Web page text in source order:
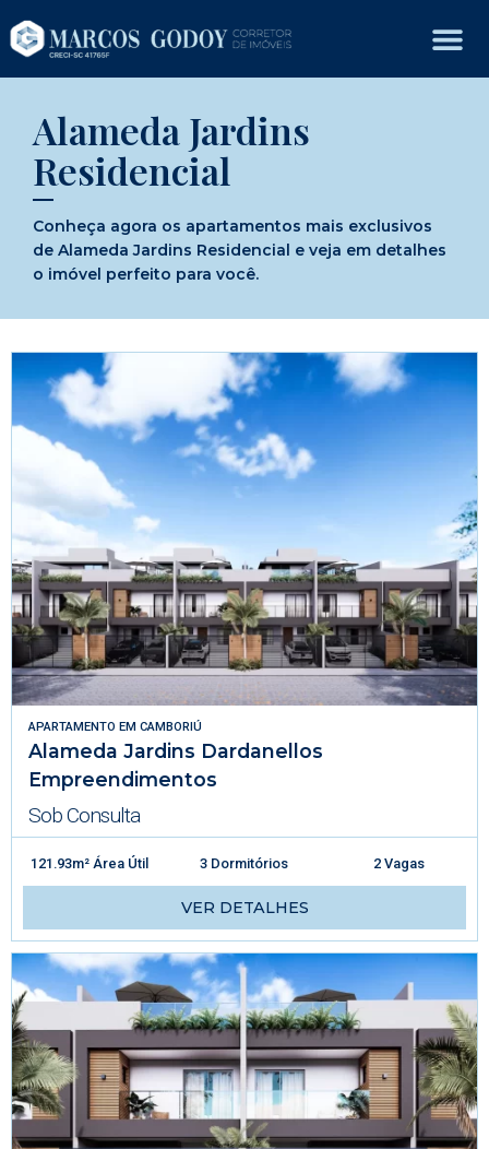
Alameda Jardins
Residencial
Conheça agora os apartamentos mais exclusivos
de Alameda Jardins Residencial e veja em detalhes
o imóvel perfeito para você.
APARTAMENTO EM CAMBORIÚ
Alameda Jardins Dardanellos
Empreendimentos
Sob Consulta
121.93m² Área Útil 3 Dormitórios 2 Vagas
VER DETALHES